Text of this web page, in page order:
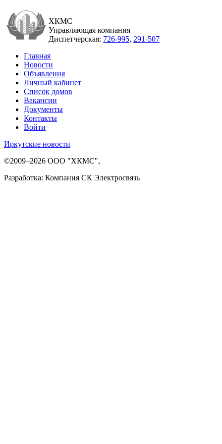
ХКМС
Управляющая компания
Диспетчерская: 726-995, 291-507
Главная
Новости
Объявления
Личный кабинет
Список домов
Вакансии
Документы
Контакты
Войти
Иркутские новости
©2009–2026 ООО "ХКМС",
Разработка: Компания СК Электросвязь